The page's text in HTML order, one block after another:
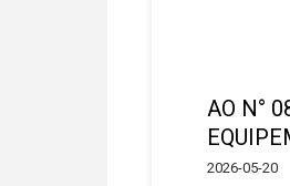
AO N°
2026-05-20